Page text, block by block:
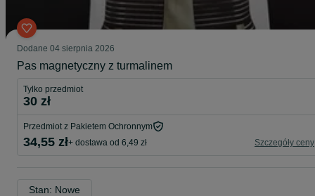
Dodane 04 sierpnia 2026
Pas magnetyczny z turmalinem
Tylko przedmiot
30 zł
Przedmiot z Pakietem Ochronnym
34,55 zł+ dostawa od 6,49 zł Szczegóły ceny
Stan: Nowe